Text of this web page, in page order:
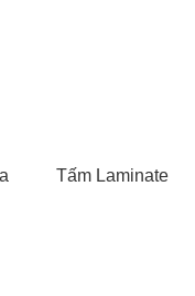
Tấm Laminate